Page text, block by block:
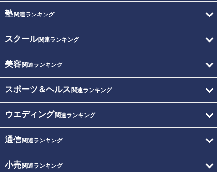
塾関連ランキング
スクール関連ランキング
美容関連ランキング
スポーツ＆ヘルス 関連ランキング
ウエディング関連ランキング
通信関連ランキング
小売関連ランキング